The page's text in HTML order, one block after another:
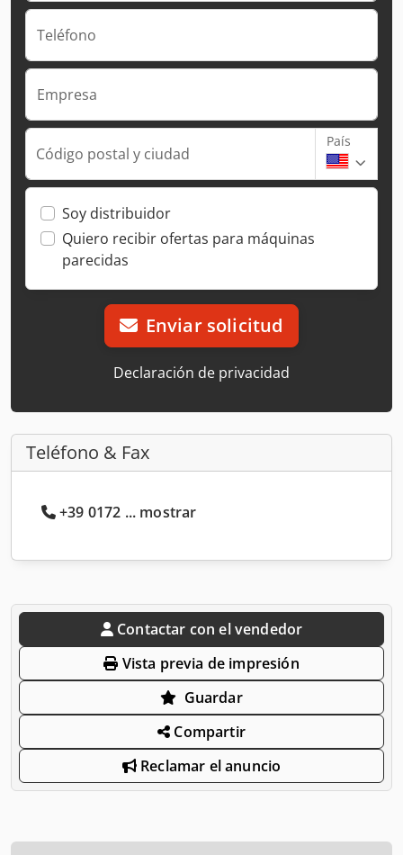
Teléfono
Empresa
Código postal y ciudad
País
Soy distribuidor
Quiero recibir ofertas para máquinas
parecidas
Enviar solicitud
Declaración de privacidad
Teléfono & Fax
+39 0172 ... mostrar
Contactar con el vendedor
Vista previa de impresión
Guardar
Compartir
Reclamar el anuncio